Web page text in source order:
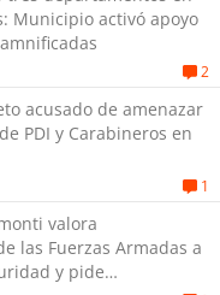
Municipio activó apoyo
2
acusado de amenazar
PDI y Carabineros en
1
valora
las Fuerzas Armadas a
y pide